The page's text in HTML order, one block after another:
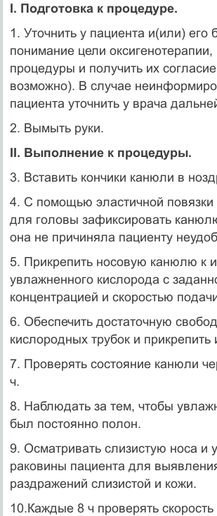
I. Подготовка к процедуре.
1. Уточнить у пациента и(или) его
понимание цели оксигенотерапии,
процедуры и получить их
возможно). В случае
пациента уточнить у врача
2. Вымыть руки.
II. Выполнение к процедуры.
3. Вставить кончики канюли в
4. С помощью эластичной повязки
для головы зафиксировать
она не причиняла пациенту
5. Прикрепить носовую канюлю к
увлажненного кислорода с
концентрацией и скоростью
6. Обеспечить достаточную
кислородных трубок и прикрепить
7. Проверять состояние канюли
ч.
8. Наблюдать за тем, чтобы
был постоянно полон.
9. Осматривать слизистую носа и
раковины пациента для
раздражений слизистой и кожи.
10.Каждые 8 ч проверять скорость